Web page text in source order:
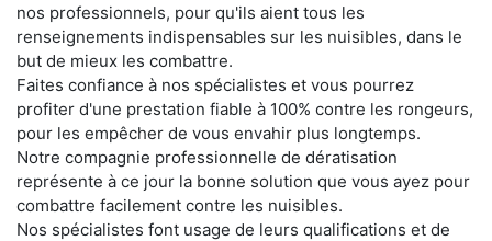
nos professionnels, pour qu'ils aient tous les
renseignements indispensables sur les nuisibles, dans le
but de mieux les combattre.
Faites confiance à nos spécialistes et vous pourrez
profiter d'une prestation fiable à 100% contre les rongeurs,
pour les empêcher de vous envahir plus longtemps.
Notre compagnie professionnelle de dératisation
représente à ce jour la bonne solution que vous ayez pour
combattre facilement contre les nuisibles.
Nos spécialistes font usage de leurs qualifications et de